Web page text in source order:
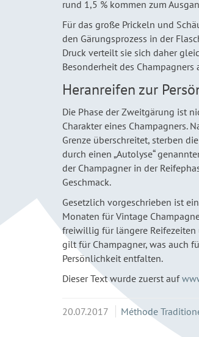
rund 1,5 % kommen zum
Für das große Prickeln und
den Gärungsprozess in der
Druck verteilt sie sich daher
Besonderheit des Champagners
Heranreifen zur
Die Phase der Zweitgärung ist
Charakter eines Champagners.
Grenze überschreitet, sterben
durch einen „Autolyse“
der Champagner in der
Geschmack.
Gesetzlich vorgeschrieben ist
Monaten für Vintage
freiwillig für längere Reifezeiten
gilt für Champagner, was auch
Persönlichkeit entfalten.
Dieser Text wurde zuerst auf
20.07.2017 Méthode